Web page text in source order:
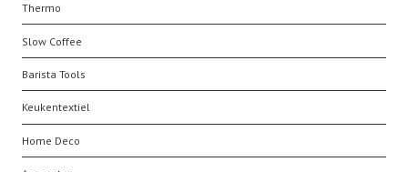
Thermo
Slow Coffee
Barista Tools
Keukentextiel
Home Deco